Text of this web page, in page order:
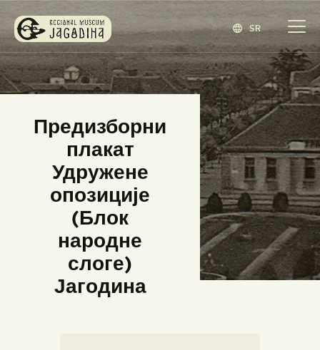
SR
Предизборни
плакат
Удружене
опозиције
(Блок
народне
слоге)
Јагодина
ЗАВИЧАЈНИ МУЗЕЈ ЈАГОДИНА
www.jagodina.museum
ЗБИРКЕ
ИЗЛОЖБЕ
ДОГАЂАЈИ
ИЗДАВАШТВО
БЛОГ
НАШ МУЗЕЈ
ENGLISH
ЕНГЛЕСКИ)